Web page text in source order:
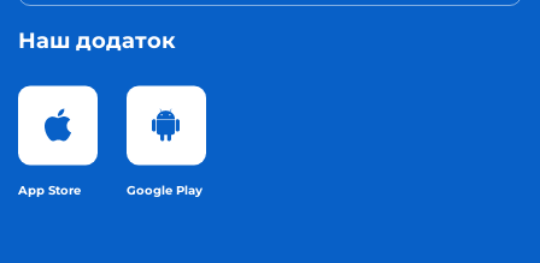
Наш додаток
App Store Google Play